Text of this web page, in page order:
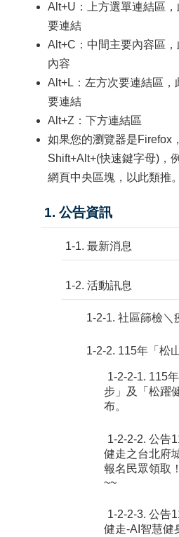
Alt+U：上方選單連結區
要連結
Alt+C：中間主要內容區
內容
Alt+L：左方次要連結區，
要連結
Alt+Z：下方連結區
如果您的瀏覽器是Firefox
Shift+Alt+(快速鍵字母)，
網頁中央區塊，以此類推。
1. 公告資訊
1-1. 最新消息
1-2. 活動訊息
1-2-1. 社區篩檢＼
1-2-2. 115年「松
1-2-2-1. 115
步」及「松躍
布。
1-2-2-2. 公告
健走之台北府
報名民眾領取
~~
1-2-2-3. 公告
健走-AI智慧健